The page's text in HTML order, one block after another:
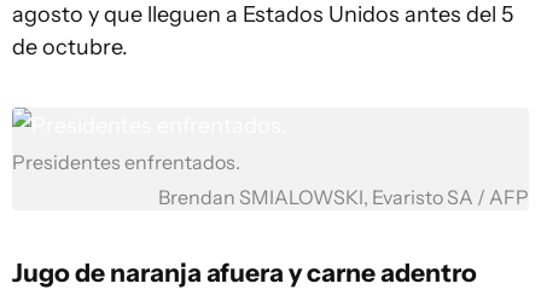
agosto y que lleguen a Estados Unidos antes del 5
de octubre.
Presidentes enfrentados.
Brendan SMIALOWSKI, Evaristo SA / AFP
Jugo de naranja afuera y carne adentro